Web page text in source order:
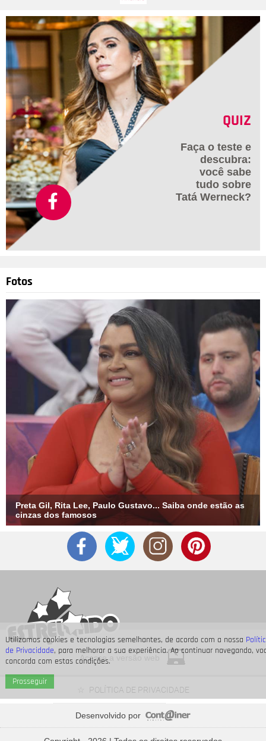
Utilizamos cookies e tecnologias semelhantes, de acordo com a nossa
de Privacidade, para melhorar a sua experiência. Ao continuar navegando,
concorda com estas condições.
Prosseguir
QUIZ
Faça o teste e
descubra:
você sabe
tudo sobre
Tatá Werneck?
Fotos
Preta Gil, Rita Lee, Paulo Gustavo... Saiba onde estão as
cinzas dos famosos
Acesse a versão web
POLÍTICA DE PRIVACIDADE
Desenvolvido por